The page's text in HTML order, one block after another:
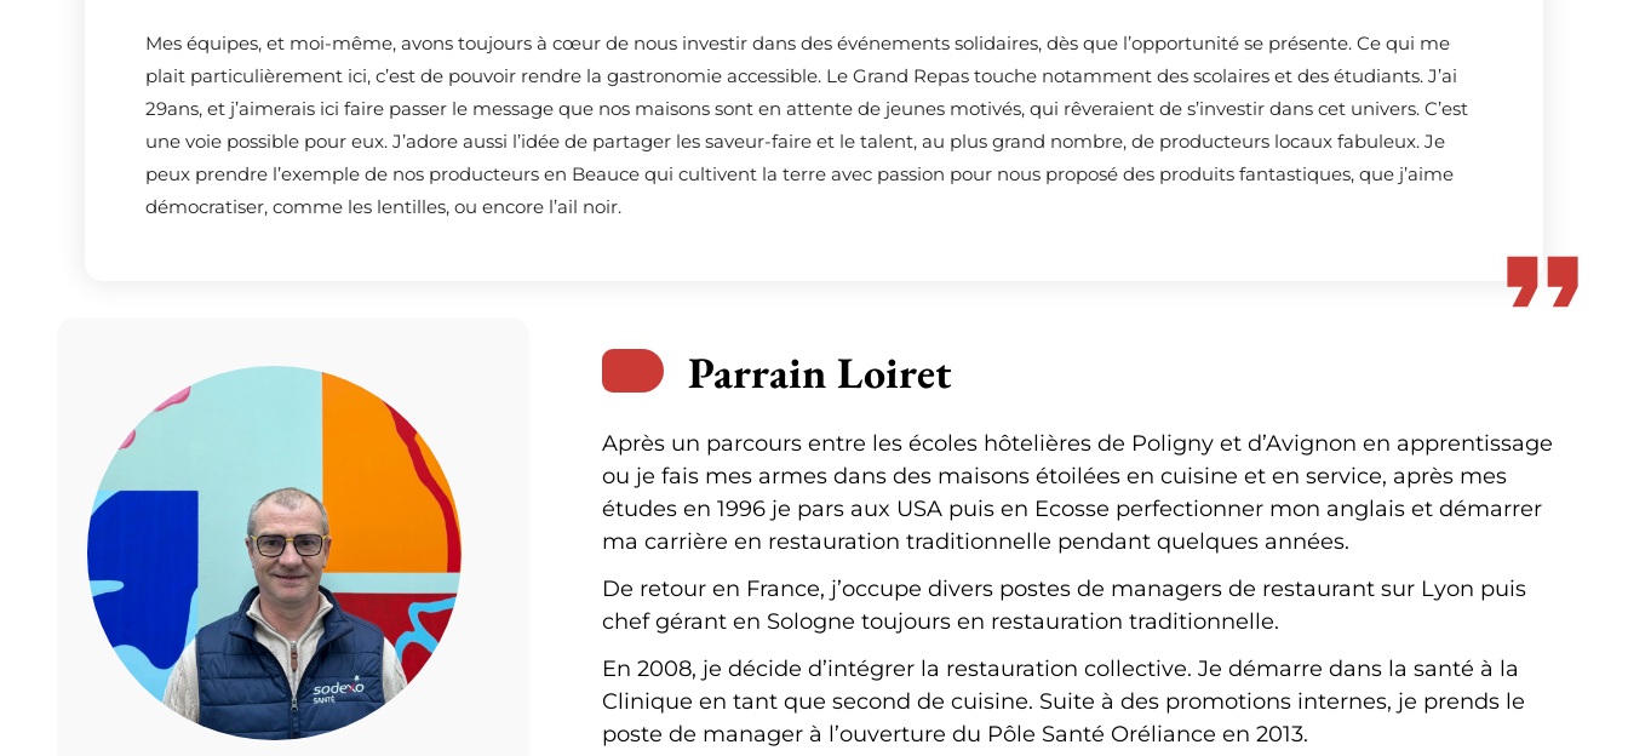
Mes équipes, et moi-même, avons toujours à cœur de nous investir dans des événements solidaires, dès que l’opportunité se présente. Ce qui me
plait particulièrement ici, c’est de pouvoir rendre la gastronomie accessible. Le Grand Repas touche notamment des scolaires et des étudiants. J’ai
29ans, et j’aimerais ici faire passer le message que nos maisons sont en attente de jeunes motivés, qui rêveraient de s’investir dans cet univers. C’est
une voie possible pour eux. J’adore aussi l’idée de partager les saveur-faire et le talent, au plus grand nombre, de producteurs locaux fabuleux. Je
peux prendre l’exemple de nos producteurs en Beauce qui cultivent la terre avec passion pour nous proposé des produits fantastiques, que j’aime
démocratiser, comme les lentilles, ou encore l’ail noir.
Parrain Loiret
Après un parcours entre les écoles hôtelières de Poligny et d’Avignon en apprentissage
ou je fais mes armes dans des maisons étoilées en cuisine et en service, après mes
études en 1996 je pars aux USA puis en Ecosse perfectionner mon anglais et démarrer
ma carrière en restauration traditionnelle pendant quelques années.
De retour en France, j’occupe divers postes de managers de restaurant sur Lyon puis
chef gérant en Sologne toujours en restauration traditionnelle.
En 2008, je décide d’intégrer la restauration collective. Je démarre dans la santé à la
Clinique en tant que second de cuisine. Suite à des promotions internes, je prends le
poste de manager à l’ouverture du Pôle Santé Oréliance en 2013.